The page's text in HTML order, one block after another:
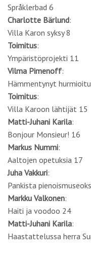
Språklerbad 6
Charlotte Bärlund:
Villa Karon syksy 8
Toimitus:
Ympäristöprojekti 11
Vilma Pimenoff:
Hämmentynyt
Toimitus:
Villa Karoon lähtijät 15
Matti-Juhani Karila:
Bonjour Monsieur! 16
Markus Nummi:
Aaltojen opetuksia 17
Juha Vakkuri:
Pankista
Markku Valkonen:
Haiti ja voodoo 24
Matti-Juhani Karila:
Haastattelussa herra